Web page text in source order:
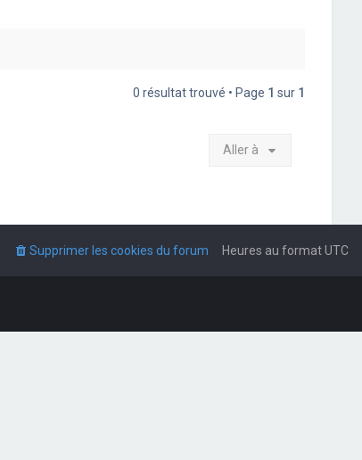
0 résultat trouvé • Page 1 sur 1
Aller à
Heures au formatUTC
Supprimer les cookies du forum